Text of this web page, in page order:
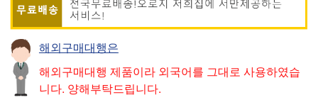
해외구매대행은
해외구매대행 제품이라 외국어를 그대로 사용하였습
니다. 양해부탁드립니다.